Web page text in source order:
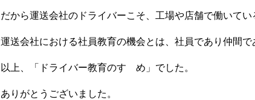
だから運送会社のドライバーこそ、工場や店舗で働いて
運送会社における社員教育の機会とは、社員であり仲間
以上、「ドライバー教育のすゝめ」でした。
ありがとうございました。